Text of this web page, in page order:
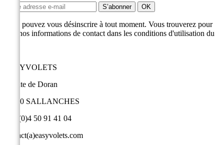
Vous pouvez vous désinscrire à tout moment. Vous trouverez pour
cela nos informations de contact dans les conditions d'utilisation du
EASYVOLETS
9 route de Doran
74700 SALLANCHES
+33 (0)4 50 91 41 04
contact(a)easyvolets.com